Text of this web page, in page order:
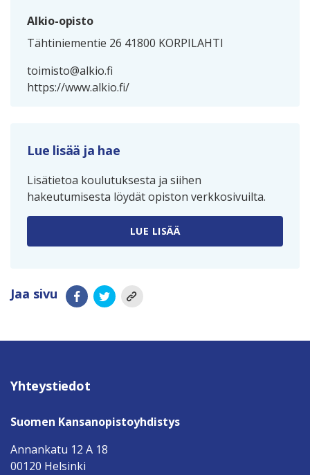
Alkio-opisto
Tähtiniementie 26 41800 KORPILAHTI
toimisto@alkio.fi
https://www.alkio.fi/
Lue lisää ja hae
Lisätietoa koulutuksesta ja siihen
hakeutumisesta löydät opiston verkkosivuilta.
LUE LISÄÄ
Jaa sivu
Yhteystiedot
Suomen Kansanopistoyhdistys
Annankatu 12 A 18
00120 Helsinki